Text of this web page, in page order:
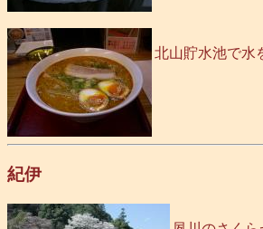
北山貯水池で水
紀伊